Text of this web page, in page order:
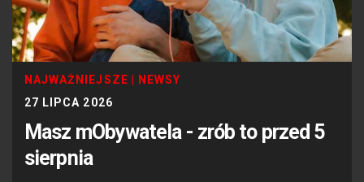
NAJWAŻNIEJSZE | NEWSY
27 LIPCA 2026
Masz mObywatela - zrób to przed 5
sierpnia